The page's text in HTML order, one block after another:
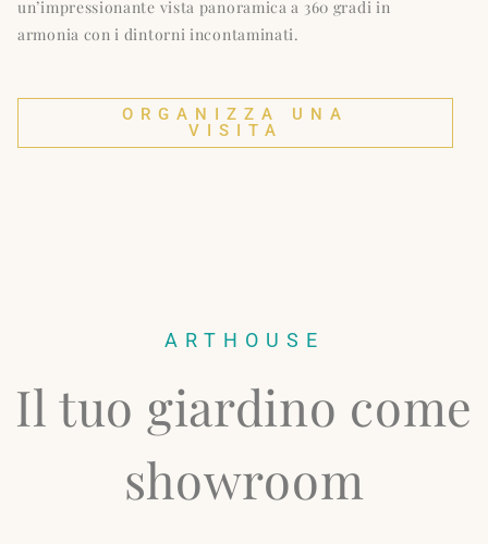
un’impressionante vista panoramica a 360 gradi in
armonia con i dintorni incontaminati.
ORGANIZZA UNA
VISITA
ARTHOUSE
Il tuo giardino come
showroom